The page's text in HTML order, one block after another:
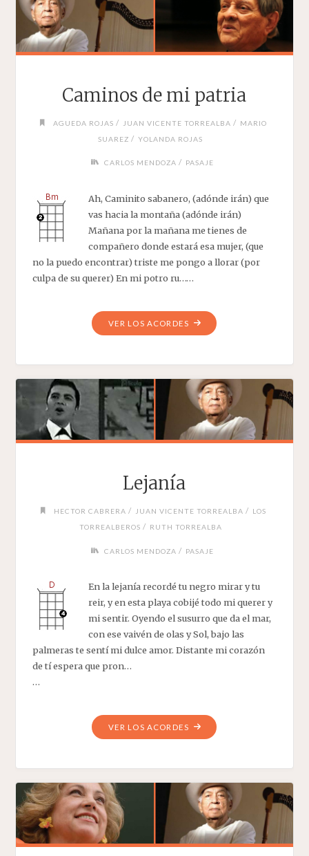
Caminos de mi patria
AGUEDA ROJAS / JUAN VICENTE TORREALBA / MARIO
SUAREZ / YOLANDA ROJAS
CARLOS MENDOZA / PASAJE
Ah, Caminito sabanero, (adónde irán) que
vas hacia la montaña (adónde irán)
Mañana por la mañana me tienes de
compañero donde estará esa mujer, (que
no la puedo encontrar) triste me pongo a llorar (por
culpa de su querer) En mi potro ru……
VER LOS ACORDES"CAMINOS
DE
Lejanía
HECTOR CABRERA / JUAN VICENTE TORREALBA / LOS
TORREALBEROS / RUTH TORREALBA
CARLOS MENDOZA / PASAJE
En la lejanía recordé tu negro mirar y tu
reir, y en esta playa cobijé todo mi querer y
mi sentir. Oyendo el susurro que da el mar,
con ese vaivén de olas y Sol, bajo las
palmeras te sentí mi dulce amor. Distante mi corazón
de tí espera que pron…
…
VER LOS ACORDES"LEJANÍA"